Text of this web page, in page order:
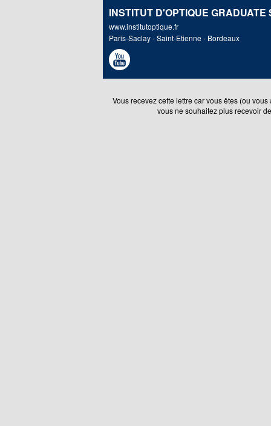
INSTITUT D'OPTIQUE GRADUATE
www.institutoptique.fr
Paris-Saclay - Saint-Etienne - Bordeaux
Vous recevez cette lettre car vous êtes (ou
vous ne souhaitez plus recevoir